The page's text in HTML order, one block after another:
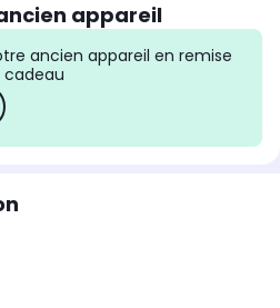
appareil
ancien appareil en remise